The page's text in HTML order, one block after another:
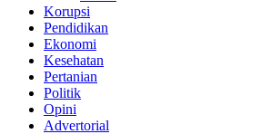
Korupsi
Pendidikan
Ekonomi
Kesehatan
Pertanian
Politik
Opini
Advertorial